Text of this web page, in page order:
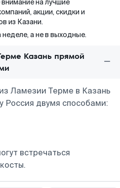
на лучшие
акции, скидки и
из Казани.
а не в выходные.
Казань прямой
Ламезии Терме в Казань
Россия двумя способами:
встречаться